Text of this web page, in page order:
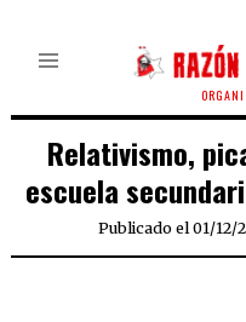
Relativismo,
escuela
Publicado el 01/12/